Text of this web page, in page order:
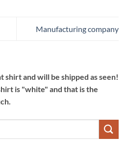
Manufacturing company
shirt and will be shipped as seen!
is "white" and that is the